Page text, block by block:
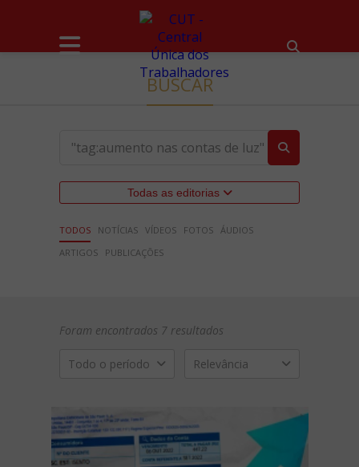
BUSCAR
Todas as editorias
TODOS NOTÍCIAS VÍDEOS FOTOS ÁUDIOS
ARTIGOS
PUBLICAÇÕES
Foram encontrados 7 resultados
Todo o período Relevância